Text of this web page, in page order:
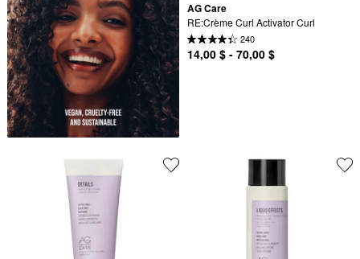
AG Care
RE:Crème Curl Activator Curl
240
14,00 $ - 70,00 $